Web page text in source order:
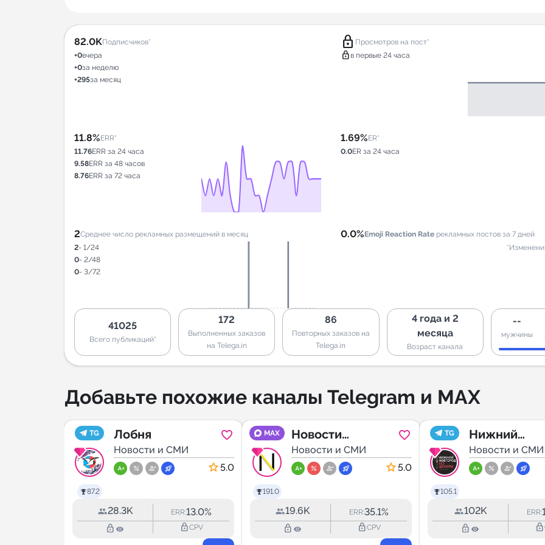
82.0KПодписчиков*
+0вчера
+0за неделю
+295за месяц
lock Просмотров на пост*
lock в первые 24 часа
11.8%ERR*
11.76ERR за 24 часа
9.58ERR за 48 часов
8.76ERR за 72 часа
1.69%ER*
0.0ER за 24 часа
2Среднее число рекламных размещений в месяц
2- 1/24
0- 2/48
0- 3/72
0.0%Emoji Reaction Rate рекламных постов за 7 дней
41025
Всего публикаций*
172
Выполненных заказов
на Telega.in
86
Повторных заказов на
Telega.in
4 года и 2
месяца
Возраст канала
--
мужчины
Добавьте похожие каналы Telegram и MAX
TG
87.2
Лобня
Новости и СМИ
5.0
28.3K ERR:13.0%
lock_outline lock_outlineCPV
MAX
191.0
Новости
Хабаровска -
NewsKhv
Новости и СМИ
5.0
19.6K ERR:35.1%
lock_outline lock_outlineCPV
TG
105.1
Нижний
Новгород БЕЗ
ЦЕНЗУРЫ
Новости и СМИ
102K ERR:
lock_outline lock_outline